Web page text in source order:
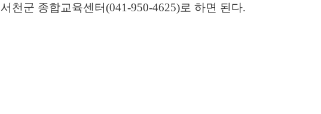
천군 종합교육센터(041-950-4625)로 하면 된다.